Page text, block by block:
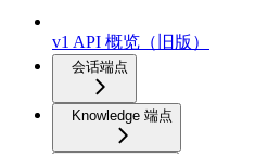
v1 API 概览（旧版）
会话端点
Knowledge 端点